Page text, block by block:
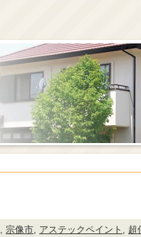
, 宗像市, アステックペイント , 超